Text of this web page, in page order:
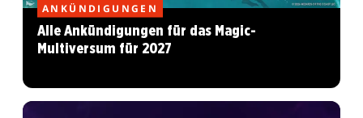
ANKÜNDIGUNGEN
Alle Ankündigungen für das Magic-
Multiversum für 2027